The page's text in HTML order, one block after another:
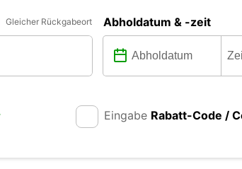
Gleicher Rückgabeort Abholdatum & -zeit
Eingabe Rabatt-Code /